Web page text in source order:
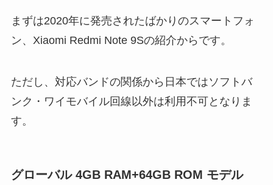
まずは2020年に発売されたばかりのスマートフォ
ン、Xiaomi Redmi Note 9Sの紹介からです。
ただし、対応バンドの関係から日本ではソフトバ
ンク・ワイモバイル回線以外は利用不可となりま
す。
グローバル 4GB RAM+64GB ROM モデル